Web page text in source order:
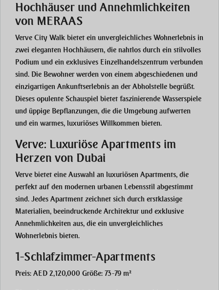
Hochhäuser und Annehmlichkeiten
von MERAAS
Verve City Walk bietet ein unvergleichliches Wohnerlebnis in
zwei eleganten Hochhäusern, die nahtlos durch ein stilvolles
Podium und ein exklusives Einzelhandelszentrum verbunden
sind. Die Bewohner werden von einem abgeschiedenen und
einzigartigen Ankunftserlebnis an der Abholstelle begrüßt.
Dieses opulente Schauspiel bietet faszinierende Wasserspiele
und üppige Bepflanzungen, die die Umgebung aufwerten
und ein warmes, luxuriöses Willkommen bieten.
Verve: Luxuriöse Apartments im
Herzen von Dubai
Verve bietet eine Auswahl an luxuriösen Apartments, die
perfekt auf den modernen urbanen Lebensstil abgestimmt
sind. Jedes Apartment zeichnet sich durch erstklassige
Materialien, beeindruckende Architektur und exklusive
Annehmlichkeiten aus, die ein unvergleichliches
Wohnerlebnis bieten.
1-Schlafzimmer-Apartments
Preis: AED 2,120,000 Größe: 73-79 m²